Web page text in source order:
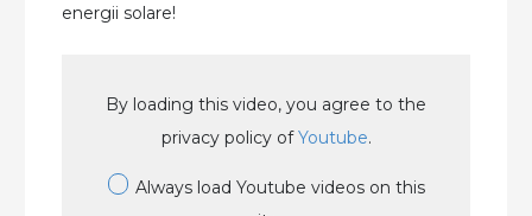
energii solare!
By loading this video, you agree to the
privacy policy ofYoutube.
Always load Youtube videos on this